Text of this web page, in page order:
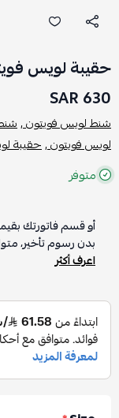
حقيبة لويس
630 SAR
شنط لويس فويتون ,
لويس فويتون ,حقيبة
متوفر
أو قسم فاتورتك
بدون رسوم تأخير،
اعرف أكثر